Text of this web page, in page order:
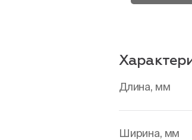
Длина, мм
Ширина, мм